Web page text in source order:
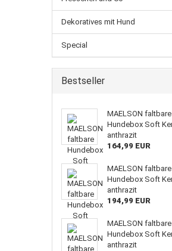
Dekoratives mit Hund
Special
Bestseller
MAELSON faltbare
Hundebox Soft
anthrazit
164,99 EUR
MAELSON faltbare
Hundebox Soft
anthrazit
194,99 EUR
MAELSON faltbare
Hundebox Soft
anthrazit